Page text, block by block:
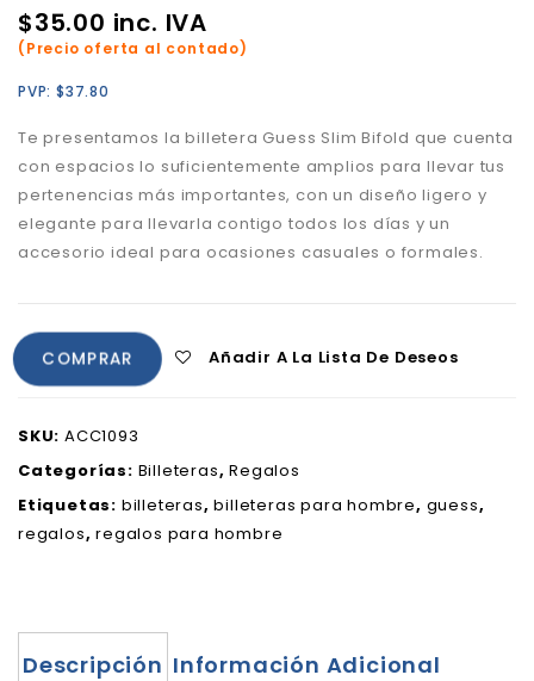
$35.00 inc. IVA
(Precio oferta al contado)
PVP: $37.80
Te presentamos la billetera Guess Slim Bifold que cuenta
con espacios lo suficientemente amplios para llevar tus
pertenencias más importantes, con un diseño ligero y
elegante para llevarla contigo todos los días y un
accesorio ideal para ocasiones casuales o formales.
COMPRAR Añadir A La Lista De Deseos
SKU: ACC1093
Categorías: Billeteras,Regalos
Etiquetas: billeteras,billeteras para hombre, guess,
regalos,regalos para hombre
Descripción Información Adicional